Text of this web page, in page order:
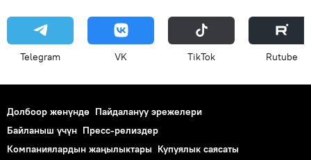
Telegram VK ТikТоk Rutube
Долбоор жөнүндө Пайдалануу эрежелери
Байланыш үчүн Пресс-релиздер
Компаниялардын жаңылыктары Купуялык саясаты